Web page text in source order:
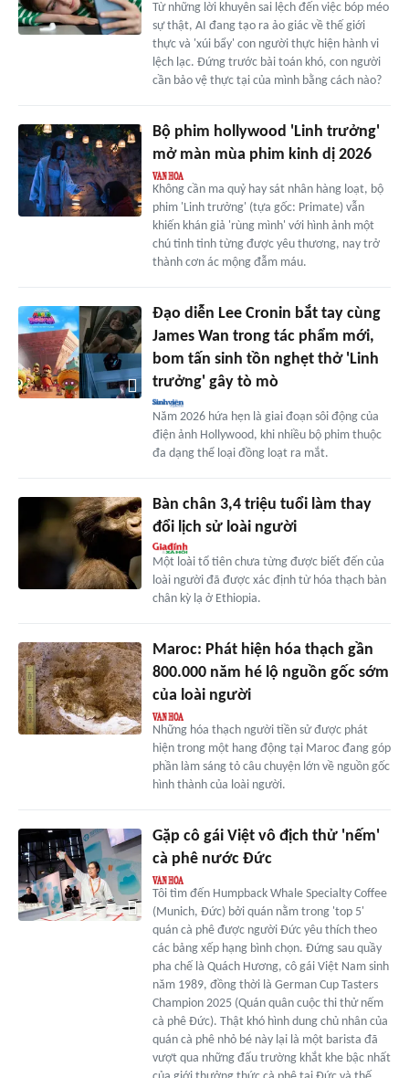
Từ những lời khuyên sai lệch đến việc bóp méo
sự thật, AI đang tạo ra ảo giác về thế giới
thực và 'xúi bẩy' con người thực hiện hành vi
lệch lạc. Đứng trước bài toán khó, con người
cần bảo vệ thực tại của mình bằng cách nào?
Bộ phim hollywood 'Linh trưởng'
mở màn mùa phim kinh dị 2026
Không cần ma quỷ hay sát nhân hàng loạt, bộ
phim 'Linh trưởng' (tựa gốc: Primate) vẫn
khiến khán giả 'rùng mình' với hình ảnh một
chú tinh tinh từng được yêu thương, nay trở
thành cơn ác mộng đẫm máu.
Đạo diễn Lee Cronin bắt tay cùng
James Wan trong tác phẩm mới,
bom tấn sinh tồn nghẹt thở 'Linh
trưởng' gây tò mò
Năm 2026 hứa hẹn là giai đoạn sôi động của
điện ảnh Hollywood, khi nhiều bộ phim thuộc
đa dạng thể loại đồng loạt ra mắt.
Bàn chân 3,4 triệu tuổi làm thay
đổi lịch sử loài người
Một loài tổ tiên chưa từng được biết đến của
loài người đã được xác định từ hóa thạch bàn
chân kỳ lạ ở Ethiopia.
Maroc: Phát hiện hóa thạch gần
800.000 năm hé lộ nguồn gốc sớm
của loài người
Những hóa thạch người tiền sử được phát
hiện trong một hang động tại Maroc đang góp
phần làm sáng tỏ câu chuyện lớn về nguồn gốc
hình thành của loài người.
Gặp cô gái Việt vô địch thử 'nếm'
cà phê nước Đức
Tôi tìm đến Humpback Whale Specialty Coffee
(Munich, Đức) bởi quán nằm trong 'top 5'
quán cà phê được người Đức yêu thích theo
các bảng xếp hạng bình chọn. Đứng sau quầy
pha chế là Quách Hương, cô gái Việt Nam sinh
năm 1989, đồng thời là German Cup Tasters
Champion 2025 (Quán quân cuộc thi thử nếm
cà phê Đức). Thật khó hình dung chủ nhân của
quán cà phê nhỏ bé này lại là một barista đã
vượt qua những đấu trường khắt khe bậc nhất